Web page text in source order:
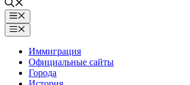
Меню
Меню
Иммиграция
Официальные сайты
Города